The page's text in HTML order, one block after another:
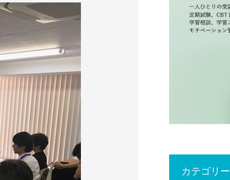
カテゴリー